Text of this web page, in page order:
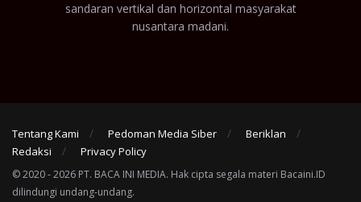
sandaran vertikal dan horizontal masyarakat
nusantara madani.
Tentang Kami Pedoman Media Siber
Beriklan
Redaksi
Privacy Policy
© 2020 - 2026 PT. BACA INI MEDIA. Hak cipta segala materi Bacaini.ID
dilindungi undang-undang.